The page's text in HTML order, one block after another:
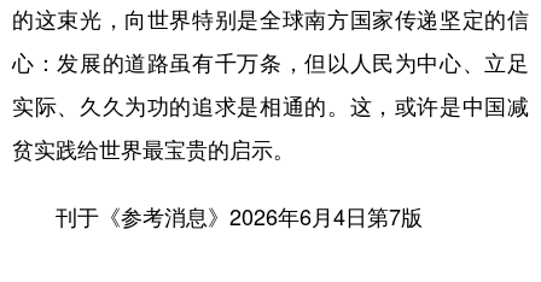
的这束光，向世界特别是全球南方国家传递坚定的信
心：发展的道路虽有千万条，但以人民为中心、立足
实际、久久为功的追求是相通的。这，或许是中国减
贫实践给世界最宝贵的启示。
刊于《参考消息》2026年6月4日第7版